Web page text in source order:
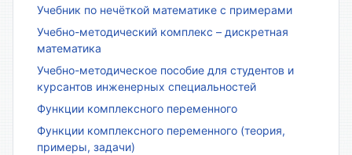
Учебник по нечёткой математике с примерами
Учебно-методический комплекс – дискретная
математика
Учебно-методическое пособие для студентов и
курсантов инженерных специальностей
Функции комплексного переменного
Функции комплексного переменного (теория,
примеры, задачи)